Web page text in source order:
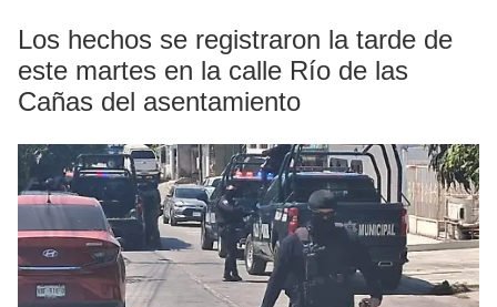
Los hechos se registraron la tarde de
este martes en la calle Río de las
Cañas del asentamiento